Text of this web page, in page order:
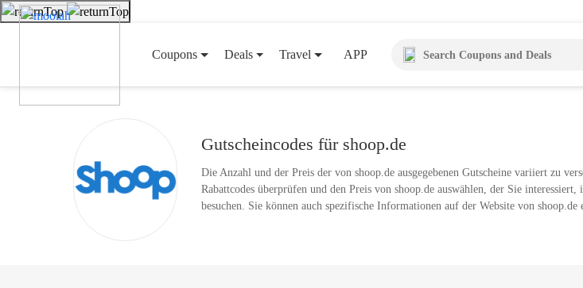
Coupons Deals Travel APP
Gutscheincodes für shoop.de
Die Anzahl und der Preis der von shoop.de ausgegebenen Gutscheine variiert zu
Rabattcodes überprüfen und den Preis von shoop.de auswählen, der Sie
besuchen. Sie können auch spezifische Informationen auf der Website von shoop.de